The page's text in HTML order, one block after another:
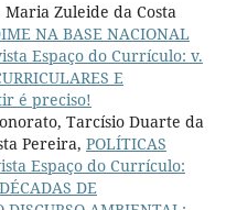
Zuleide da Costa
NA BASE NACIONAL
Espaço do Currículo: v.
E
é preciso!
Tarcísio Duarte da
Pereira, POLÍTICAS
Espaço do Currículo:
DE